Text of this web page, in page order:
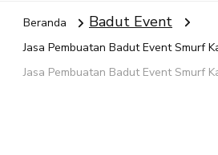
Beranda Badut Event
Jasa Pembuatan Badut Event Smurf
Jasa Pembuatan Badut Event Smurf